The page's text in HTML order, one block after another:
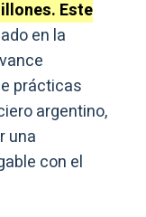
Este
en la
prácticas
argentino,
una
con el